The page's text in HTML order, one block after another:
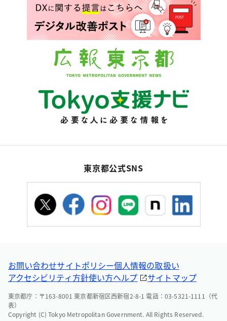
東京都公式SNS
お問い合わせサイトポリシー個人情報の取扱い
アクセシビリティ方針使い方ヘルプ サイトマップ
東京都庁：〒163-8001 東京都新宿区西新宿2-8-1 電話：03-5321-1111（代
表）
Copyright (C) Tokyo Metropolitan Government. All Rights Reserved.